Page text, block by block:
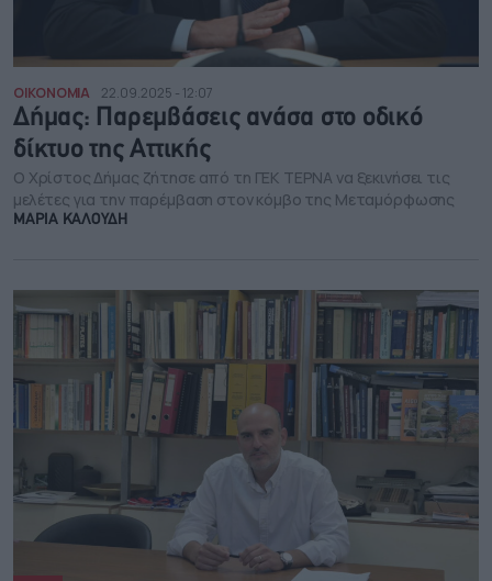
ΟΙΚΟΝΟΜΙΑ 22.09.2025 - 12:07
Δήμας: Παρεμβάσεις ανάσα στο οδικό
δίκτυο της Αττικής
Ο Χρίστος Δήμας ζήτησε από τη ΓΕΚ ΤΕΡΝΑ να ξεκινήσει τις
μελέτες για την παρέμβαση στον κόμβο της Μεταμόρφωσης
ΜΑΡΙΑ ΚΑΛΟΥΔΗ